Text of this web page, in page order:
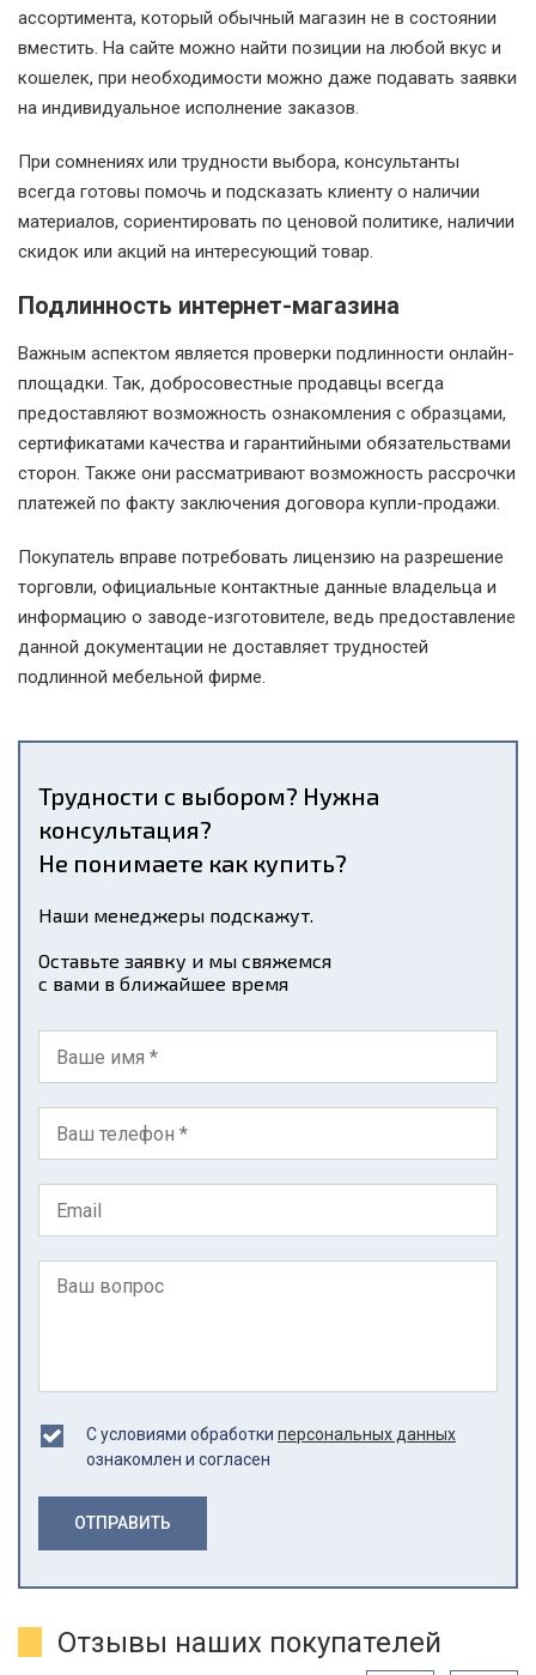
ассортимента, который обычный магазин не в состоянии
вместить. На сайте можно найти позиции на любой вкус и
кошелек, при необходимости можно даже подавать заявки
на индивидуальное исполнение заказов.
При сомнениях или трудности выбора, консультанты
всегда готовы помочь и подсказать клиенту о наличии
материалов, сориентировать по ценовой политике, наличии
скидок или акций на интересующий товар.
Подлинность интернет-магазина
Важным аспектом является проверки подлинности онлайн-
площадки. Так, добросовестные продавцы всегда
предоставляют возможность ознакомления с образцами,
сертификатами качества и гарантийными обязательствами
сторон. Также они рассматривают возможность рассрочки
платежей по факту заключения договора купли-продажи.
Покупатель вправе потребовать лицензию на разрешение
торговли, официальные контактные данные владельца и
информацию о заводе-изготовителе, ведь предоставление
данной документации не доставляет трудностей
подлинной мебельной фирме.
Трудности с выбором? Нужна
консультация?
Не понимаете как купить?
Наши менеджеры подскажут.
Оставьте заявку и мы свяжемся
с вами в ближайшее время
С условиями обработки персональных данных
ознакомлен и согласен
ОТПРАВИТЬ
Отзывы наших покупателей